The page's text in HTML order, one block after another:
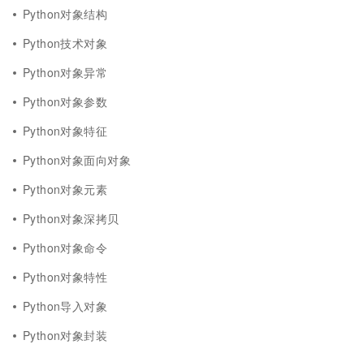
Python对象结构
Python技术对象
Python对象异常
Python对象参数
Python对象特征
Python对象面向对象
Python对象元素
Python对象深拷贝
Python对象命令
Python对象特性
Python导入对象
Python对象封装